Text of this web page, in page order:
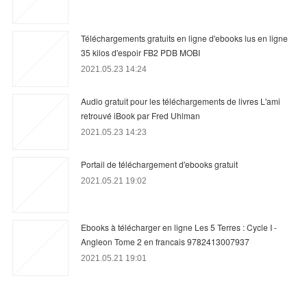
Téléchargements gratuits en ligne d'ebooks lus en ligne
35 kilos d'espoir FB2 PDB MOBI
2021.05.23 14:24
Audio gratuit pour les téléchargements de livres L'ami
retrouvé iBook par Fred Uhlman
2021.05.23 14:23
Portail de téléchargement d'ebooks gratuit
2021.05.21 19:02
Ebooks à télécharger en ligne Les 5 Terres : Cycle I -
Angleon Tome 2 en francais 9782413007937
2021.05.21 19:01